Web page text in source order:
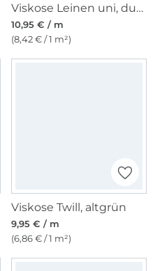
Viskose Leinen uni, dunkelblau
10,95 € / m
(8,42 € / 1 m²)
Viskose Twill, altgrün
9,95 € / m
(6,86 € / 1 m²)